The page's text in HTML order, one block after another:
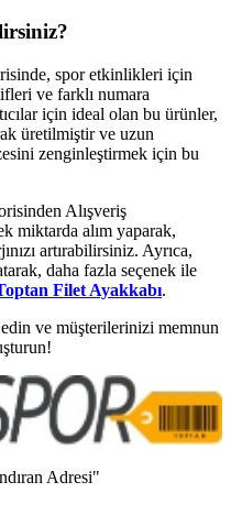
spor etkinlikleri için
ve farklı numara
için ideal olan bu ürünler,
üretilmiştir ve uzun
zenginleştirmek için bu
Alışveriş
miktarda alım yaparak,
artırabilirsiniz. Ayrıca,
daha fazla seçenek ile
Filet Ayakkabı.
ve müşterilerinizi memnun
Adresi"